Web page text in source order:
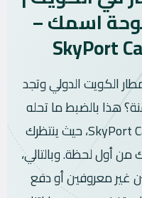
اسمك –
SkyPort
الكويت الدولي وتجد
هذا بالضبط ما تحله
من SkyPort Cab، حيث ينتظرك
أول لحظة. وبالتالي،
غير معروفين أو دفع